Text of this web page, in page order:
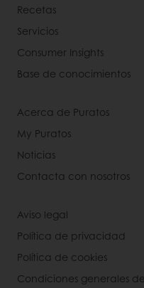
Recetas
Servicios
Consumer Insights
Base de conocimientos
Acerca de Puratos
My Puratos
Noticias
Contacta con nosotros
Aviso legal
Política de privacidad
Política de cookies
Condiciones generales